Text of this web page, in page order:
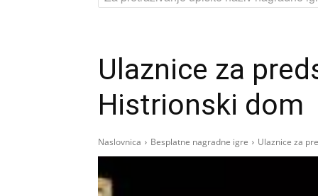
Ulaznice za
Histrionski dom
Naslovnica Besplatne nagradne igre Ulaznice za